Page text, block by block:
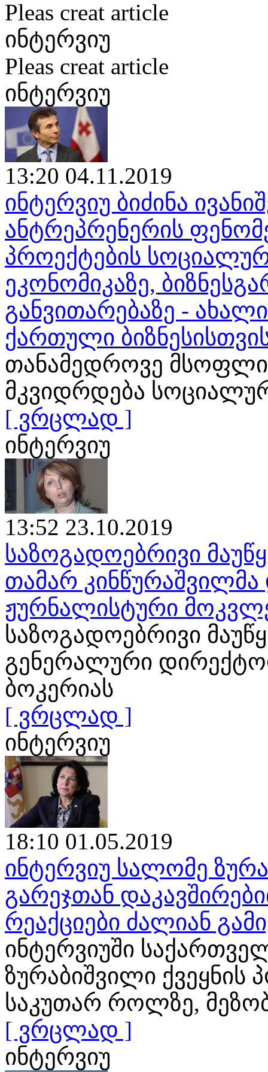
Pleas creat article
ინტერვიუ
Pleas creat article
ინტერვიუ
13:20 04.11.2019
ინტერვიუ ბიძინა
ანტრეპრენერის
პროექტების
ეკონომიკაზე,
განვითარებაზე -
ქართული
თანამედროვე
მკვიდრდება
[ ვრცლად ]
ინტერვიუ
13:52 23.10.2019
საზოგადოებრივი
თამარ
ჟურნალისტური
საზოგადოებრივი
გენერალური
ბოკერიას
[ ვრცლად ]
ინტერვიუ
18:10 01.05.2019
ინტერვიუ სალომე
გარეჯთან
რეაქციები ძალიან
ინტერვიუში
ზურაბიშვილი ქვეყნის
საკუთარ როლზე,
[ ვრცლად ]
ინტერვიუ